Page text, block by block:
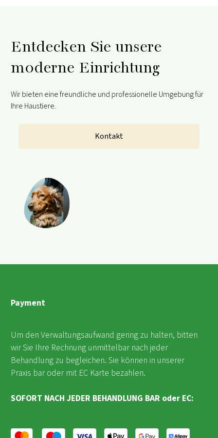
Entdecken Sie unsere
moderne Einrichtung
Wir bieten eine freundliche und professionelle Umgebung für
Ihre Haustiere.
Kontakt
Payment
Um den Verwaltungsaufwand gering zu halten, bitten
wir Sie Ihre Rechnung unmittelbar nach jeder
Behandlung zu begleichen. Sie können in unserer
Praxis bar oder mit EC Karte bezahlen.
SOFORT NACH JEDER BEHANDLUNG BAR oder EC: